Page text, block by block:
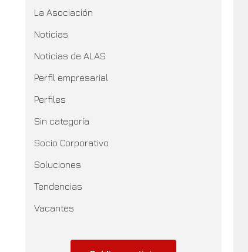
La Asociación
Noticias
Noticias de ALAS
Perfil empresarial
Perfiles
Sin categoría
Socio Corporativo
Soluciones
Tendencias
Vacantes